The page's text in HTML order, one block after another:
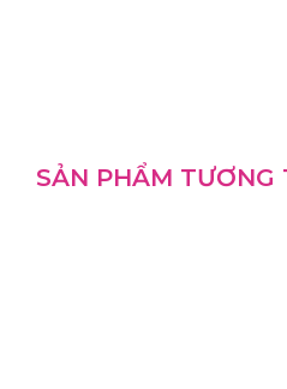
SẢN PHẨM TƯƠNG